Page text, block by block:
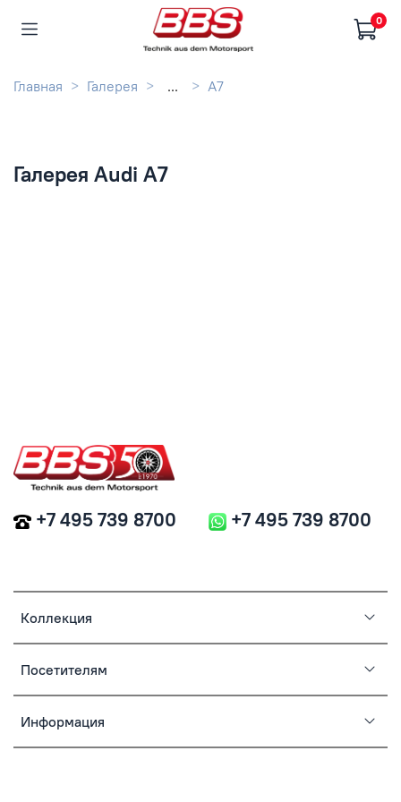
0
Главная Галерея ... A7
Галерея Audi A7
Коллекция
Посетителям
Информация
+7 495 739 8700 +7 495 739 8700